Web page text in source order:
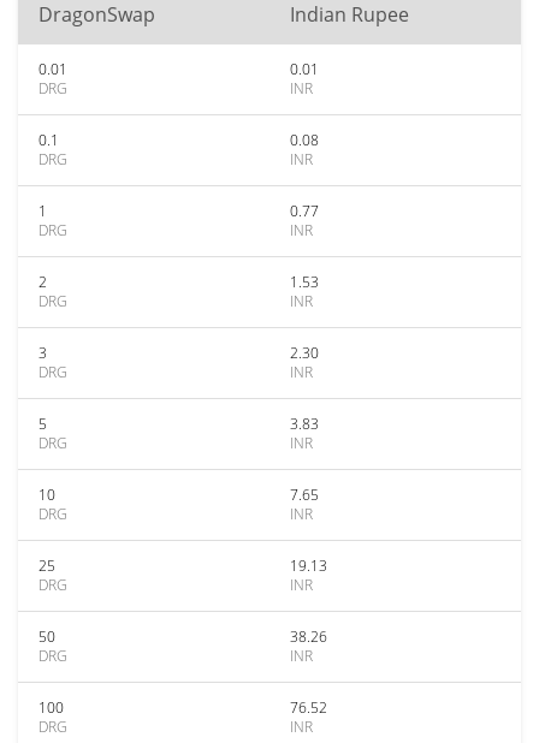
DragonSwap Indian Rupee
0.01
DRG
0.01
INR
0.1
DRG
0.08
INR
1
DRG
0.77
INR
2
DRG
1.53
INR
3
DRG
2.30
INR
5
DRG
3.83
INR
10
DRG
7.65
INR
25
DRG
19.13
INR
50
DRG
38.26
INR
100
DRG
76.52
INR